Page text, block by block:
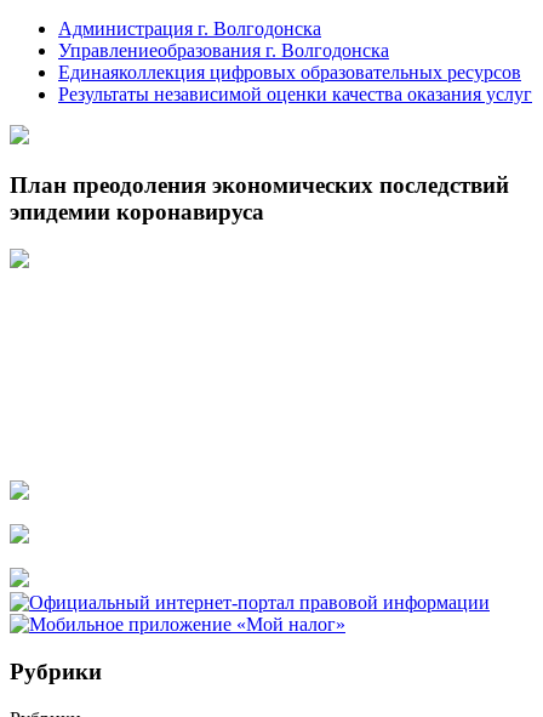
Администрация г. Волгодонска
Управлениеобразования г. Волгодонска
Единаяколлекция цифровых образовательных ресурсов
Результаты независимой оценки качества оказания услуг
План преодоления экономических последствий
эпидемии коронавируса
Рубрики